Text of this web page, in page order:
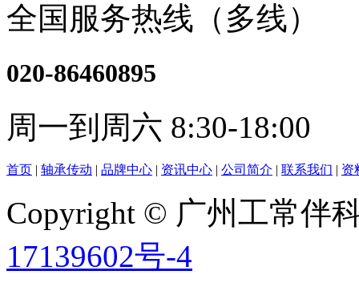
全国服务热线（多线）
020-86460895
周一到周六 8:30-18:00
首页 | 轴承传动 | 品牌中心 | 资讯中心 | 公司简介 | 联系我们 | 资
Copyright © 广州工常伴
17139602号-4